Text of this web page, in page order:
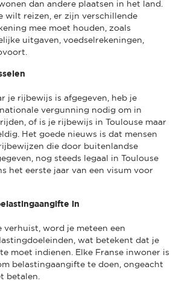
dan andere plaatsen in het land.
wilt reizen, er zijn verschillende
mee moet houden, zoals
uitgaven, voedselrekeningen,
je rijbewijs is afgegeven, heb je
vergunning nodig om in
of is je rijbewijs in Toulouse maar
Het goede nieuws is dat mensen
die door buitenlandse
nog steeds legaal in Toulouse
het eerste jaar van een visum voor
in
verhuist, word je meteen een
wat betekent dat je
moet indienen. Elke Franse inwoner is
belastingaangifte te doen, ongeacht
betalen.